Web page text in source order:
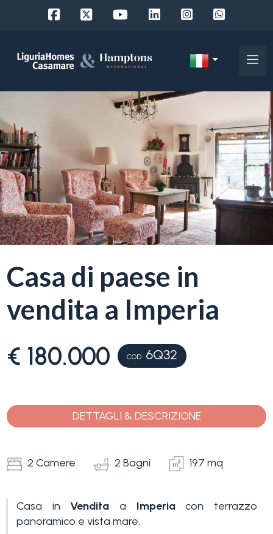
Casa di paese in
vendita a Imperia
€ 180.000 COD. 6Q32
DETTAGLI & DESCRIZIONE
2 Camere 2 Bagni 197 mq
Casa in Vendita a Imperiacon terrazzo
panoramico e vista mare.
FR
DE
RU
Chi
siamo
servizi
La
Ricerca
cercare
Provincia
Comune
Tipologia
multiscelta
Prezzo